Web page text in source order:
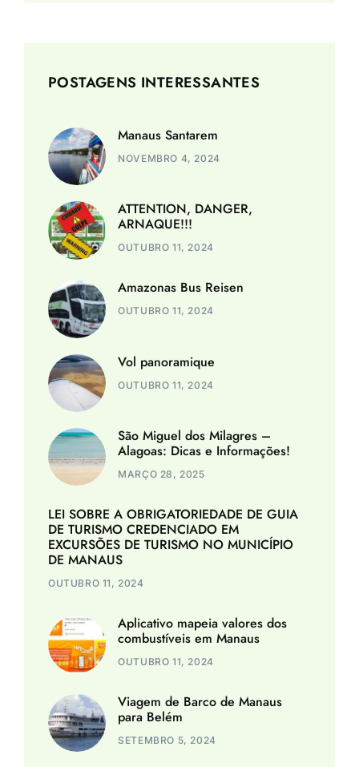
POSTAGENS INTERESSANTES
Manaus Santarem
NOVEMBRO 4, 2024
ATTENTION, DANGER,
ARNAQUE!!!
OUTUBRO 11, 2024
Amazonas Bus Reisen
OUTUBRO 11, 2024
Vol panoramique
OUTUBRO 11, 2024
São Miguel dos Milagres –
Alagoas: Dicas e Informações!
MARÇO 28, 2025
LEI SOBRE A OBRIGATORIEDADE DE GUIA
DE TURISMO CREDENCIADO EM
EXCURSÕES DE TURISMO NO MUNICÍPIO
DE MANAUS
OUTUBRO 11, 2024
Aplicativo mapeia valores dos
combustíveis em Manaus
OUTUBRO 11, 2024
Viagem de Barco de Manaus
para Belém
SETEMBRO 5, 2024